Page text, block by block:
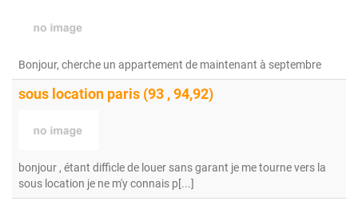
Bonjour, cherche un appartement de maintenant à septembre
sous location paris (93 , 94,92)
bonjour , étant difficle de louer sans garant je me tourne vers la
sous location je ne m'y connais p[...]